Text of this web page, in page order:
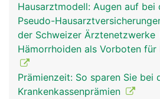
Hausarztmodell: Augen auf bei
Pseudo-
der Schweizer Ärztenetzwerke
Hämorrhoiden als Vorboten
Prämienzeit: So sparen Sie bei
Krankenkassenprämien